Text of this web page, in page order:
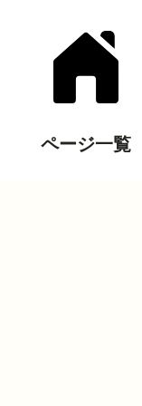
ページ一覧